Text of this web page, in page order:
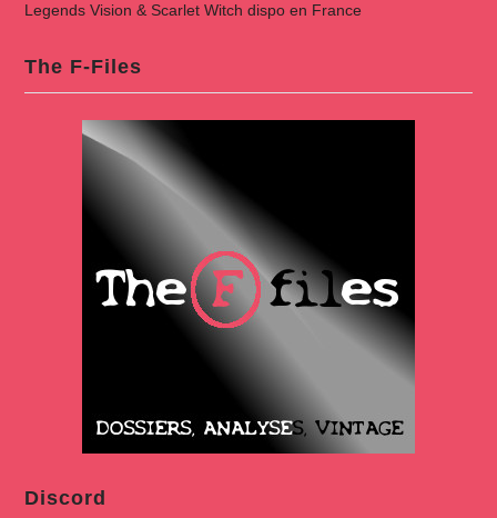
Legends Vision & Scarlet Witch dispo en France
The F-Files
Discord